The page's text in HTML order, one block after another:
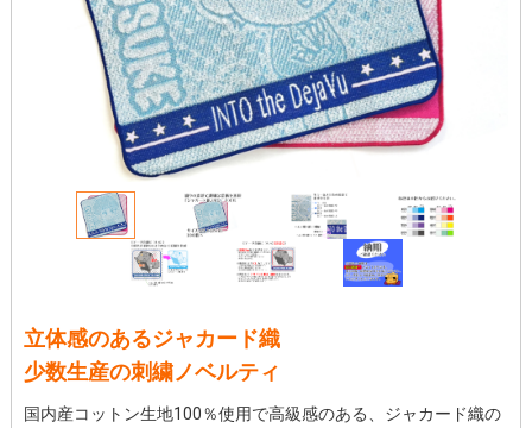
立体感のあるジャカード織
少数生産の刺繍ノベルティ
国内産コットン生地100％使用で高級感のある、ジャカード織の